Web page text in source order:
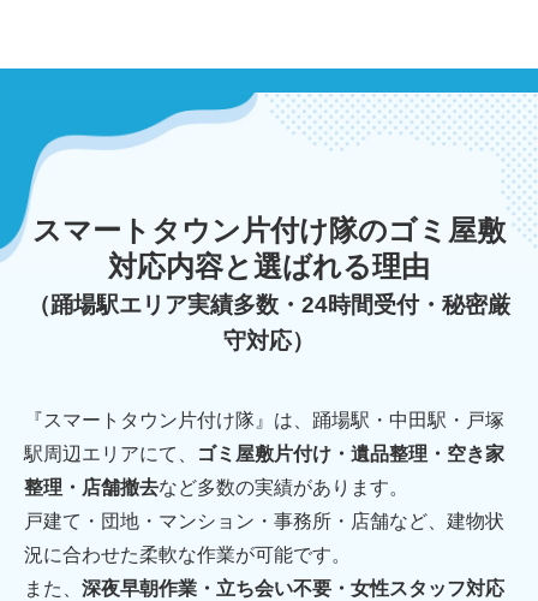
スマートタウン片付け隊のゴミ屋敷
対応内容と選ばれる理由
（踊場駅エリア実績多数・24時間受付・秘密厳
守対応）
『スマートタウン片付け隊』は、踊場駅・中田駅・戸塚
駅周辺エリアにて、
ゴミ屋敷片付け・遺品整理・空き家
整理・店舗撤去など多数の実績があります。
戸建て・団地・マンション・事務所・店舗など、建物状
況に合わせた柔軟な作業が可能です。
また、 深夜早朝作業・立ち会い不要・女性スタッフ対応